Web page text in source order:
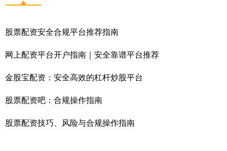
股票配资安全合规平台推荐指南
网上配资平台开户指南｜安全靠谱平台推荐
金股宝配资：安全高效的杠杆炒股平台
股票配资吧：合规操作指南
股票配资技巧、风险与合规操作指南